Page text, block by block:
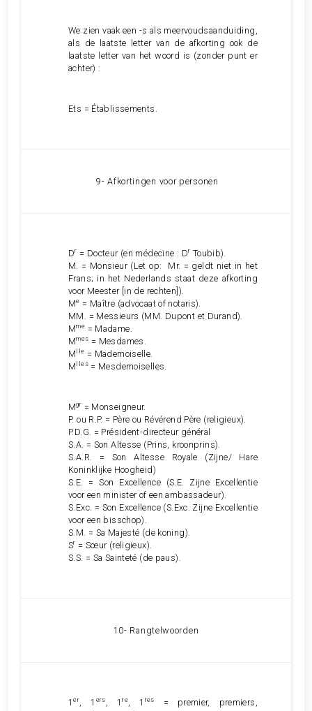
We zien vaak een -s als meervoudsaanduiding,
als de laatste letter van de afkorting ook de
laatste letter van het woord is (zonder punt er
achter) :
Ets = Établissements.
9- Afkortingen voor personen
Dr = Docteur (en médecine : Dr Toubib).
M. = Monsieur (Let op: Mr. = geldt niet in het
Frans; in het Nederlands staat deze afkorting
voor Meester [in de rechten]).
Me = Maître (advocaat of notaris).
MM. = Messieurs (MM. Dupont et Durand).
Mme = Madame.
Mmes = Mesdames.
Mlle = Mademoiselle.
Mlles= Mesdemoiselles.
Mgr = Monseigneur.
P. ou R.P. = Père ou Révérend Père (religieux).
P.D.G. = Président-directeur général
S.A. = Son Altesse (Prins, kroonprins).
S.A.R. = Son Altesse Royale (Zijne/ Hare
Koninklijke Hoogheid)
S.E. = Son Excellence (S.E. Zijne Excellentie
voor een minister of een ambassadeur).
S.Exc. = Son Excellence (S.Exc. Zijne Excellentie
voor een bisschop).
S.M. = Sa Majesté (de koning).
Sr = Sœur (religieux).
S.S. = Sa Sainteté (de paus).
10- Rangtelwoorden
1er, 1 ers, 1re, 1 res
= premier, premiers,